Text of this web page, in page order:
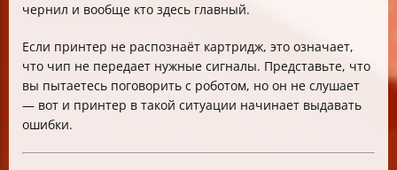
чернил и вообще кто здесь главный.
Если принтер не распознаёт картридж, это означает,
что чип не передает нужные сигналы. Представьте, что
вы пытаетесь поговорить с роботом, но он не слушает
— вот и принтер в такой ситуации начинает выдавать
ошибки.